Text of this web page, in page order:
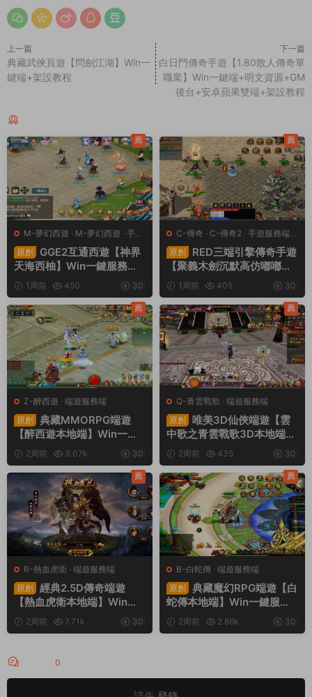
上一篇
典藏武俠頁遊【問劍江湖】Win一
鍵端+架設教程
下一篇
白日門傳奇手遊【1.80散人傳奇單
職業】Win一鍵端+明文資源+GM
後台+安卓蘋果雙端+架設教程
M-夢幻西遊 · M-夢幻西遊 · 手遊
服務端 · 端遊服務端
原創
GGE2互通西遊【神界
天海西柚】Win一鍵服務端
+安卓蘋果PC三端+内置GM
工具+全套源碼+視頻架設教
程
1周前 450 30
薦
C-傳奇 · C-傳奇2 · 手遊服務端·
端遊服務端
原創
RED三端引擎傳奇手遊
【聚義木劍沉默高仿嘟嘟沉
默】Win一鍵服務端+安卓蘋
果PC三端+視頻架設教程
1周前 405 30
薦
Z-醉西遊 · 端遊服務端
原創
典藏MMORPG端遊
【醉西遊本地端】Win一鍵
服務端+PC客戶端+GM後台
+視頻架設教程
2周前 3.07k 30
薦
Q-青雲戰歌 · 端遊服務端
原創
唯美3D仙俠端遊【雲
中歌之青雲戰歌3D本地端】
Win一鍵服務端+PC客戶端+
GM工具+視頻架設教程
2周前 435 30
薦
R-熱血虎衛 · 端遊服務端
原創
經典2.5D傳奇端遊
【熱血虎衛本地端】Win一
鍵服務端+PC客戶端+視頻
架設教程
2周前 7.71k 30
薦
B-白蛇傳 · 端遊服務端
原創
典藏魔幻RPG端遊【白
蛇傳本地端】Win一鍵服務
端+PC客戶端+GM工具+視
頻架設教程
2周前 2.86k 30
薦
0